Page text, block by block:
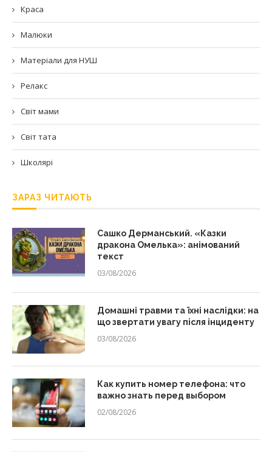
Краса
Малюки
Матеріали для НУШ
Релакс
Світ мами
Світ тата
Школярі
ЗАРАЗ ЧИТАЮТЬ
Сашко Дерманський. «Казки
дракона Омелька»: анімований
текст
03/08/2026
Домашні травми та їхні наслідки: на
що звертати увагу після інциденту
03/08/2026
Как купить номер телефона: что
важно знать перед выбором
02/08/2026